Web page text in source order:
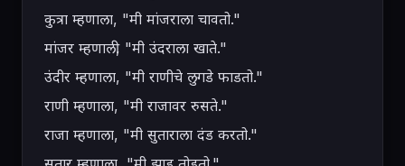
कुत्रा म्हणाला, "मी मांजराला चावतो."
मांजर म्हणाली, "मी उंदराला खाते."
उंदीर म्हणाला, "मी राणीचे लुगडे फाडतो."
राणी म्हणाला, "मी राजावर रुसते."
राजा म्हणाला, "मी सुताराला दंड करतो."